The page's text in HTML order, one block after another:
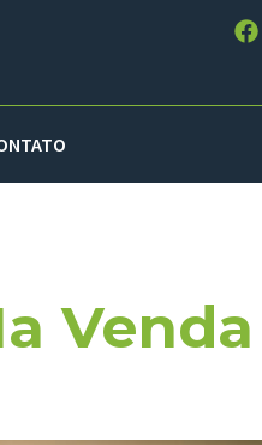
Venda